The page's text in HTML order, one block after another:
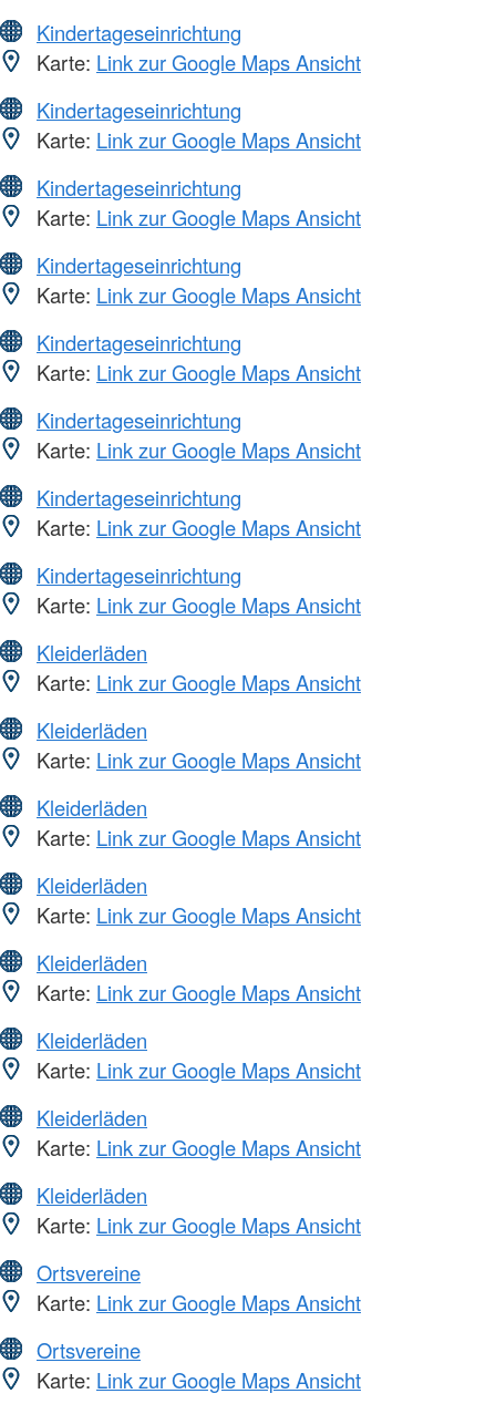
Kindertageseinrichtung
Karte: Link zur Google Maps Ansicht
Kindertageseinrichtung
Karte: Link zur Google Maps Ansicht
Kindertageseinrichtung
Karte: Link zur Google Maps Ansicht
Kindertageseinrichtung
Karte: Link zur Google Maps Ansicht
Kindertageseinrichtung
Karte: Link zur Google Maps Ansicht
Kindertageseinrichtung
Karte: Link zur Google Maps Ansicht
Kindertageseinrichtung
Karte: Link zur Google Maps Ansicht
Kindertageseinrichtung
Karte: Link zur Google Maps Ansicht
Kleiderläden
Karte: Link zur Google Maps Ansicht
Kleiderläden
Karte: Link zur Google Maps Ansicht
Kleiderläden
Karte: Link zur Google Maps Ansicht
Kleiderläden
Karte: Link zur Google Maps Ansicht
Kleiderläden
Karte: Link zur Google Maps Ansicht
Kleiderläden
Karte: Link zur Google Maps Ansicht
Kleiderläden
Karte: Link zur Google Maps Ansicht
Kleiderläden
Karte: Link zur Google Maps Ansicht
Ortsvereine
Karte: Link zur Google Maps Ansicht
Ortsvereine
Karte: Link zur Google Maps Ansicht